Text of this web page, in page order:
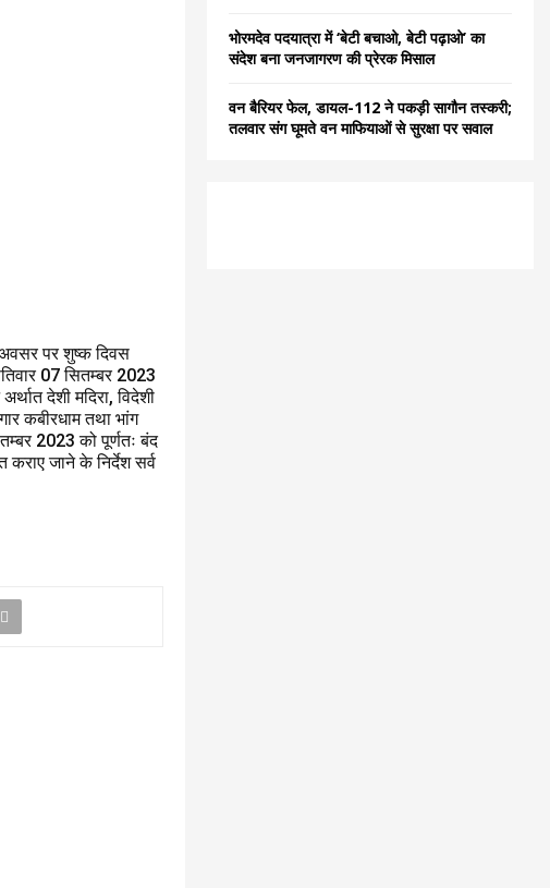
अवसर पर शुष्क दिवस
07 सितम्बर 2023
देशी मदिरा, विदेशी
कबीरधाम तथा भांग
2023 को पूर्णतः बंद
जाने के निर्देश सर्व
भोरमदेव पदयात्रा में ‘बेटी बचाओ, बेटी पढ़ाओ’ का
संदेश बना जनजागरण की प्रेरक मिसाल
वन बैरियर फेल, डायल-112 ने पकड़ी सागौन तस्करी;
तलवार संग घूमते वन माफियाओं से सुरक्षा पर सवाल